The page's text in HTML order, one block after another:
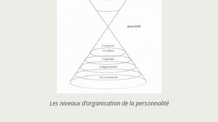
Les niveaux d’organisation de la personnalité